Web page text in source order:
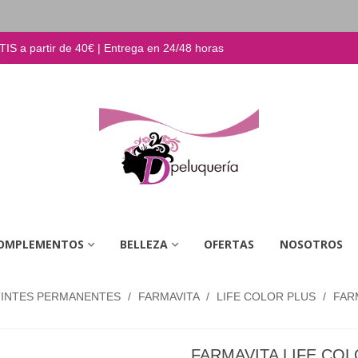
a partir de 40€ | Entrega en 24/48 horas
BELLEZA OFERTAS NOSOTROS
PERMANENTES / FARMAVITA / LIFE COLOR PLUS /